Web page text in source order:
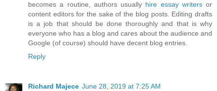
becomes a routine, authors usually hire essay writersor
content editors for the sake of the blog posts. Editing drafts
is a job that should be done thoroughly and that is why
everyone who has a blog and cares about the audience and
Google (of course) should have decent blog entries.
Reply
Richard Majece June 28, 2019 at 7:25 AM